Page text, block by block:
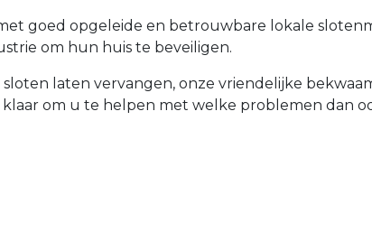
goed opgeleide en betrouwbare lokale
om hun huis te beveiligen.
laten vervangen, onze vriendelijke
om u te helpen met welke problemen dan